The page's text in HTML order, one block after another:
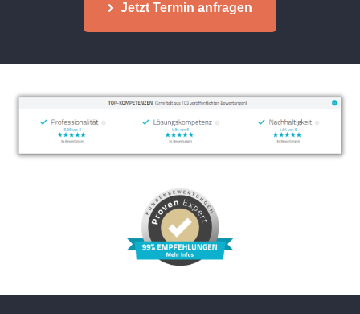
Jetzt Termin anfragen